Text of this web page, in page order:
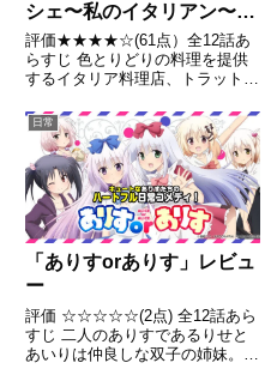
シェ〜私のイタリアン〜」
レビュー
評価★★★★☆(61点）全12話あ
らすじ 色とりどりの料理を提供
するイタリア料理店、トラットリ
萌里菜は、そこで出会った個性溢
れる面々と過ごすうち、料理の世
界に興味を持ち始める。引用 -
Wikipedia
日常
「ありすorありす」レビュ
ー
評価 ☆☆☆☆☆(2点) 全12話あら
すじ 二人のありすであるりせと
あいりは仲良しな双子の姉妹。彼